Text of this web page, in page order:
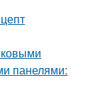
панелями: